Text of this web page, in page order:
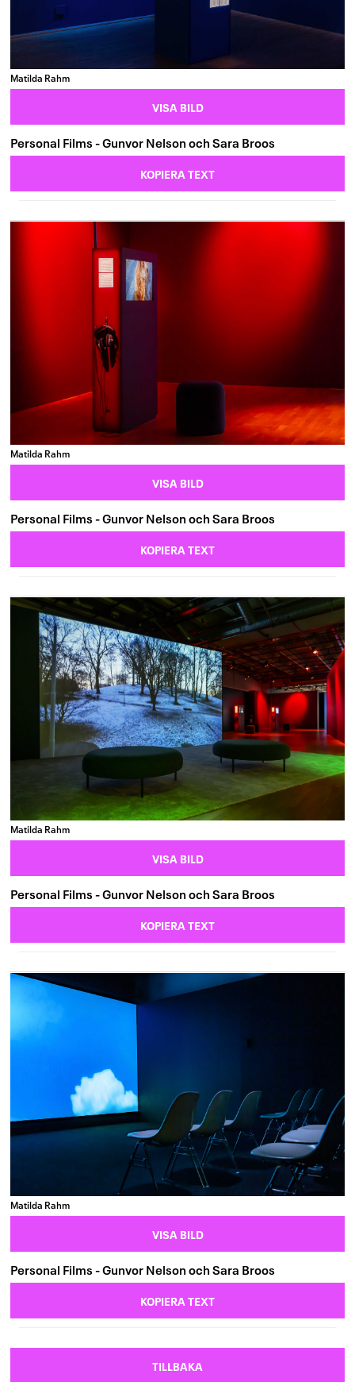
Matilda Rahm
VISA BILD
Personal Films - Gunvor Nelson och Sara Broos
KOPIERA TEXT
Matilda Rahm
VISA BILD
Personal Films - Gunvor Nelson och Sara Broos
KOPIERA TEXT
Matilda Rahm
VISA BILD
Personal Films - Gunvor Nelson och Sara Broos
KOPIERA TEXT
Matilda Rahm
VISA BILD
Personal Films - Gunvor Nelson och Sara Broos
KOPIERA TEXT
TILLBAKA